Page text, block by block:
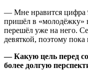
— Мне нравится цифра
пришёл в «молодёжку»
перешёл уже на него.
девяткой, поэтому
— Какую цель перед
более долгую